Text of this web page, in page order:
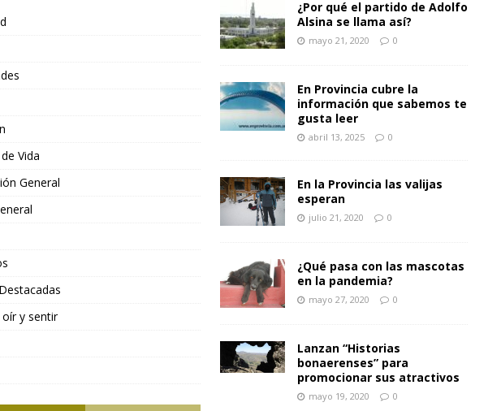
Vida
General
oír y sentir
¿Por qué el partido de Adolfo
Alsina se llama así?
mayo 21, 2020 0
En Provincia cubre la
información que sabemos te
gusta leer
abril 13, 2025 0
En la Provincia las valijas
esperan
julio 21, 2020 0
¿Qué pasa con las mascotas
en la pandemia?
mayo 27, 2020 0
Lanzan “Historias
bonaerenses” para
promocionar sus atractivos
mayo 19, 2020 0